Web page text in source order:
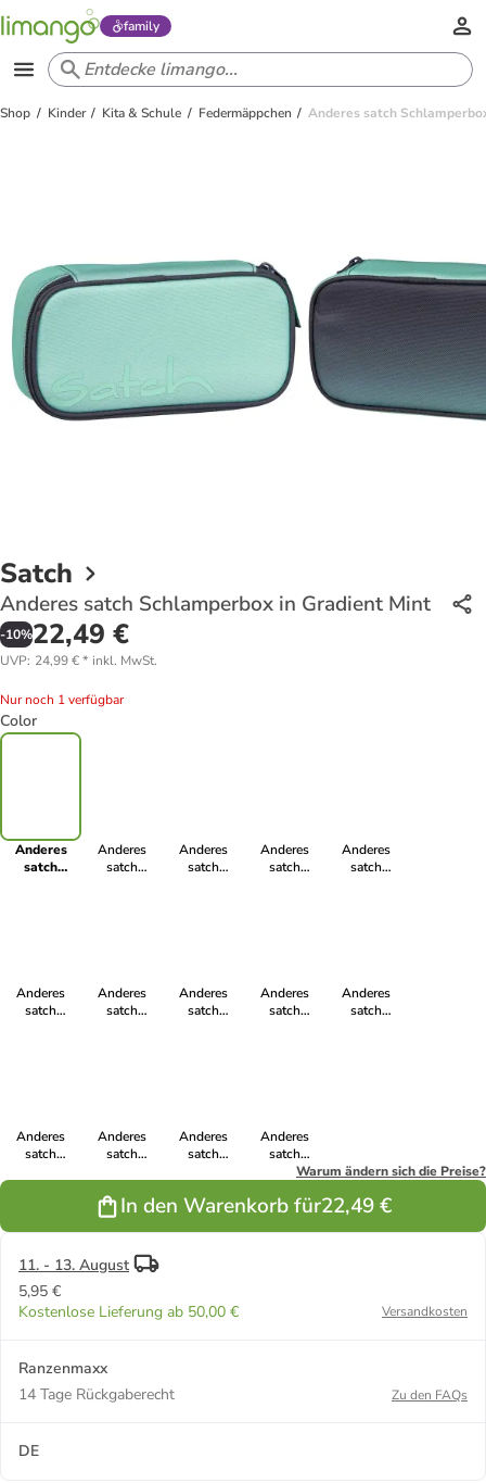
family
Shop Kinder Kita & Schule Federmäppchen Anderes satch
Satch
Anderes satch Schlamperbox in Gradient Mint
-10%22,49 €
UVP: 24,99 €* inkl. MwSt.
Nur noch 1 verfügbar
Color
Anderes
satch
Anderes
satch
Anderes
satch
Anderes
satch
Anderes
satch
Anderes
satch
Anderes
satch
Anderes
satch
Anderes
satch
Anderes
satch
Anderes
satch
Anderes
satch
Pink
Anderes
satch
Blossom
Anderes
satch
Schlamperbox
Blue
Warum ändern sich die Preise?
In den Warenkorb für22,49 €
11. - 13. August
5,95 €
Kostenlose Lieferung ab 50,00 €
Versandkosten
Ranzenmaxx
14 Tage Rückgaberecht
Zu den FAQs
DE